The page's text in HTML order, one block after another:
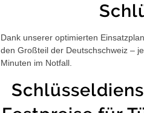
Dank unserer optimierten
den Großteil der Deutschschweiz –
Minuten im Notfall.